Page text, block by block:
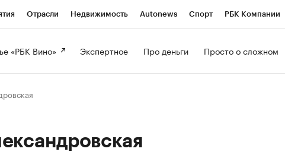
Отрасли Недвижимость Autonews Спорт РБК Компании
«РБК Вино» Экспертное Про деньги Просто о сложном